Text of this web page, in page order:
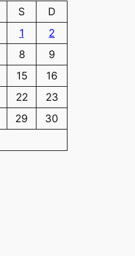
S
D
1
2
8
9
15
16
22
23
29
30